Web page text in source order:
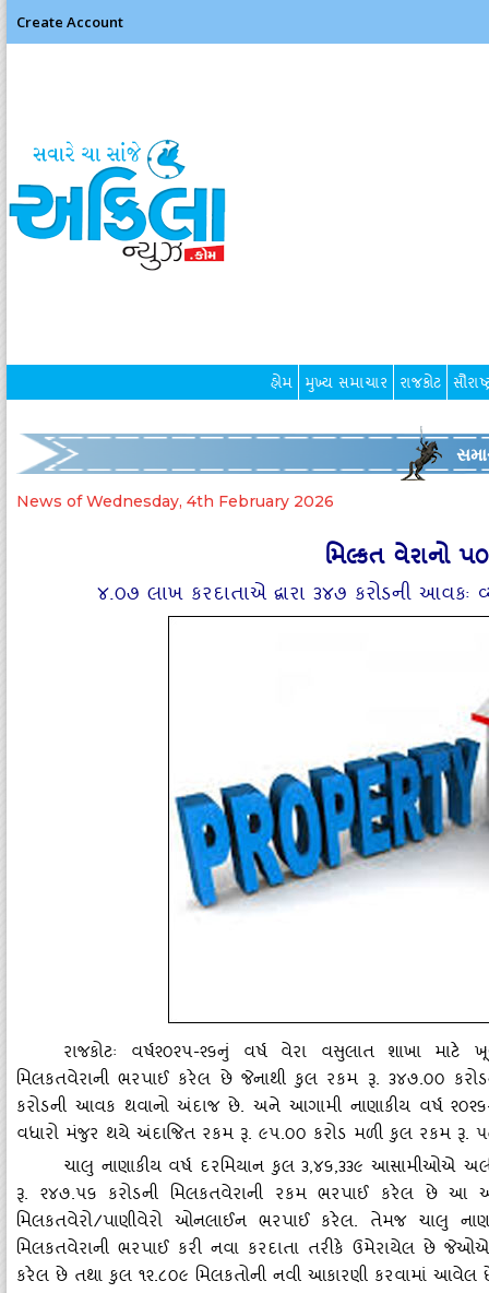
Create Account
હોમ મુખ્ય સમાચાર રાજકોટ
News of Wednesday, 4th February 2026
મિલ્‍કત વેરાનો
૪.૦૭ લાખ કરદાતાએ દ્વારા ૩૪૭ કરોડની
રાજકોટઃ વર્ષ૨૦૨૫-૨૬નું વર્ષ વેરા વસુલાત શાખા માટે
મિલકતવેરાની ભરપાઈ કરેલ છે જેનાથી કુલ રકમ રૂ. ૩૪૭.૦૦
કરોડની આવક થવાનો અંદાજ છે. અને આગામી નાણાકીય વર્ષ
વધારો મંજુર થયે અંદાજિત રકમ રૂ. ૯૫.૦૦ કરોડ મળી કુલ રકમ રૂ.
ચાલુ નાણાકીય વર્ષ દરમિયાન કુલ ૩,૪૬,૩૩૯ આસામીઓએ
રૂ. ૨૪૭.૫૬ કરોડની મિલકતવેરાની રકમ ભરપાઈ કરેલ છે આ
મિલકતવેરો/પાણીવેરો ઓનલાઈન ભરપાઈ કરેલ. તેમજ ચાલુ
મિલકતવેરાની ભરપાઈ કરી નવા કરદાતા તરીકે ઉમેરાયેલ છે
કરેલ છે તથા કુલ ૧૨.૮૦૯ મિલકતોની નવી આકારણી કરવામાં